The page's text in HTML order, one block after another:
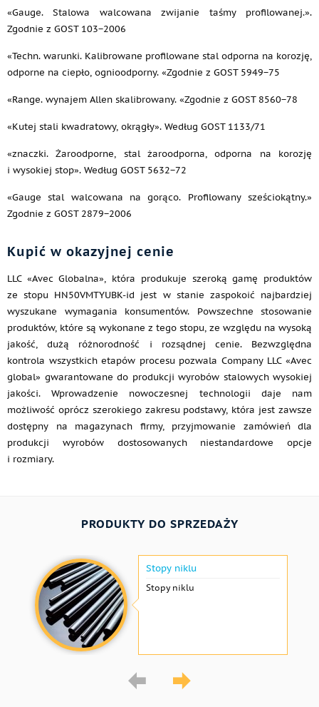
«Gauge. Stalowa walcowana zwijanie taśmy profilowanej.».
Zgodnie z GOST 103−2006
«Techn. warunki. Kalibrowane profilowane stal odporna na korozję,
odporne na ciepło, ognioodporny. «Zgodnie z GOST 5949−75
«Range. wynajem Allen skalibrowany. «Zgodnie z GOST 8560−78
«Kutej stali kwadratowy, okrągły». Według GOST 1133/71
«znaczki. Żaroodporne, stal żaroodporna, odporna na korozję
i wysokiej stop». Według GOST 5632−72
«Gauge stal walcowana na gorąco. Profilowany sześciokątny.»
Zgodnie z GOST 2879−2006
Kupić w okazyjnej cenie
LLC «Avec Globalna», która produkuje szeroką gamę produktów
ze stopu HN50VMTYUBK-id jest w stanie zaspokoić najbardziej
wyszukane wymagania konsumentów. Powszechne stosowanie
produktów, które są wykonane z tego stopu, ze względu na wysoką
jakość, dużą różnorodność i rozsądnej cenie. Bezwzględna
kontrola wszystkich etapów procesu pozwala Company LLC «Avec
global» gwarantowane do produkcji wyrobów stalowych wysokiej
jakości. Wprowadzenie nowoczesnej technologii daje nam
możliwość oprócz szerokiego zakresu podstawy, która jest zawsze
dostępny na magazynach firmy, przyjmowanie zamówień dla
produkcji wyrobów dostosowanych niestandardowe opcje
i rozmiary.
PRODUKTY DO SPRZEDAŻY
Stopy niklu
Stopy niklu